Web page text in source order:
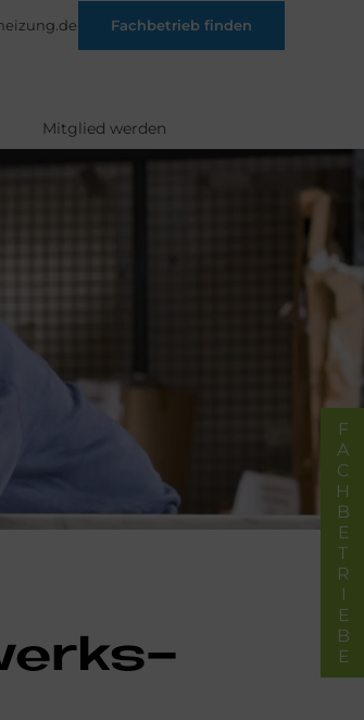
Fachbetrieb finden
Mitglied werden
FACHBETRIEBE